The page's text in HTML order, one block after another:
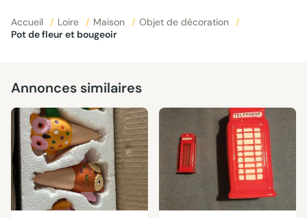
Accueil / Loire / Maison / Objet de décoration
/
Pot de fleur et bougeoir
Annonces similaires